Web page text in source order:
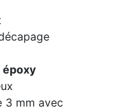
époxy
3 mm avec